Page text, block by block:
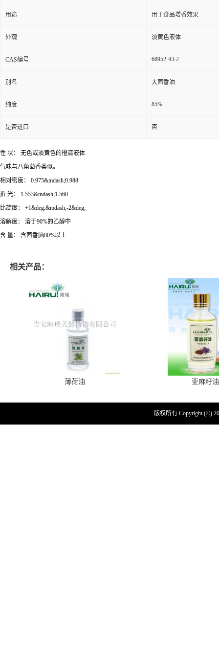
用途 用于食品增香效果
外观 淡黄色液体
CAS编号 68952-43-2
别名 大茴香油
纯度 85%
是否进口 否
性 状： 无色或淡黄色的橙清液体
气味与八角茴香类似。
相对密度： 0.975&mdash;0.988
折 光： 1.553&mdash;1.560
比旋度： +1&deg;&mdash;-2&deg;
溶解度： 溶于90%的乙醇中
含 量： 含茴香脑80%以上
相关产品：
薄荷油 亚麻籽
版权所有 Copyright (©)